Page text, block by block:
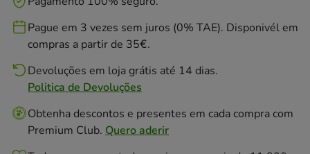
Pague em 3 vezes sem juros (0% TAE). Disponivél em
compras a partir de 35€.
Devoluções em loja grátis até 14 dias.
Politica de Devoluções
Obtenha descontos e presentes em cada compra com
Premium Club. Quero aderir